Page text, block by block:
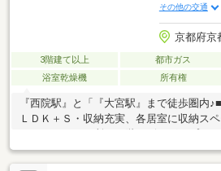
その他の交通
京都府京
3階建て以上 都市ガス
浴室乾燥機
所有権
『西院駅』と「『大宮駅』まで徒歩圏内
ＬＤＫ＋Ｓ・収納充実、各居室に収納ス
『西院』駅徒歩１０分 徒歩圏内に生活
停『四条中新道』停まで徒歩５分・ライ